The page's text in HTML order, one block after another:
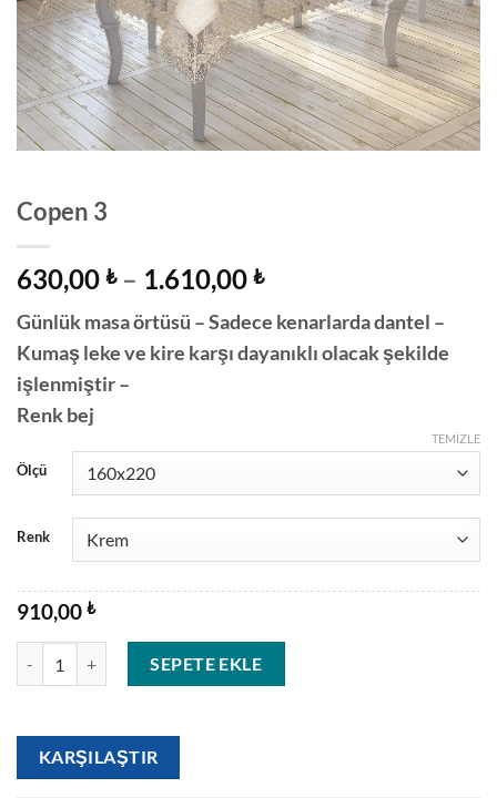
Copen 3
630,00 ₺ – 1.610,00 ₺Fiyat
630,00 ₺
-
Günlük masa örtüsü – Sadece kenarlarda dantel –
Kumaş leke ve kire karşı dayanıklı olacak şekilde
işlenmiştir –
Renk bej
Ölçü
Renk
TEMIZLE
910,00 ₺
SEPETE EKLE
KARŞILAŞTIR